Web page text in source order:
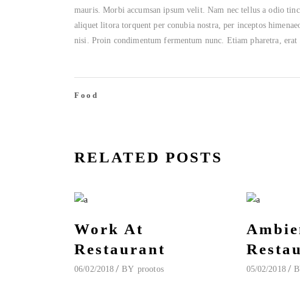
mauris. Morbi accumsan ipsum velit. Nam nec tellus a odio
aliquet litora torquent per conubia nostra, per inceptos
nisi. Proin condimentum fermentum nunc. Etiam pharetra,
Food
RELATED POSTS
Work At
Restaurant
06/02/2018 BY prootos 05/02/2018